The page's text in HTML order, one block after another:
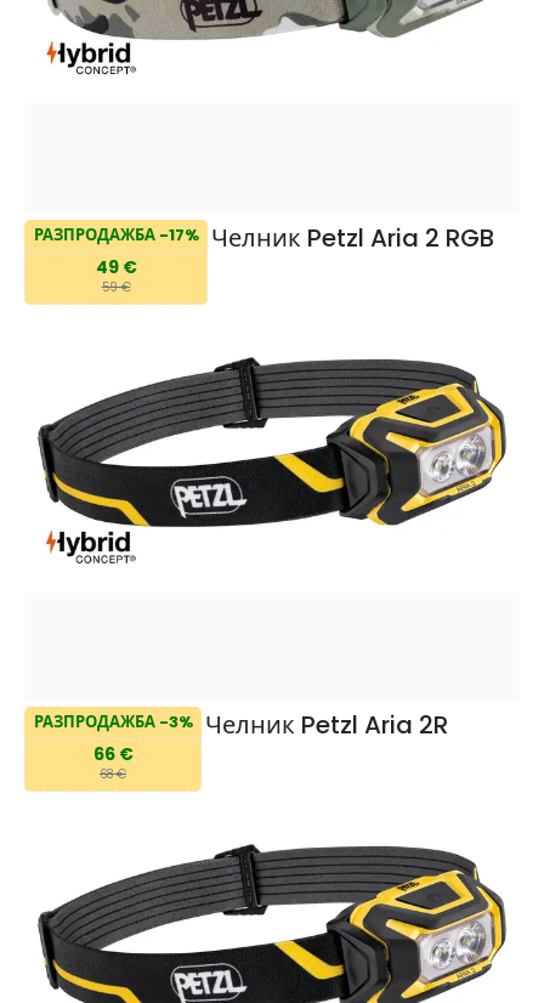
РАЗПРОДАЖБА -17%
49 €
59 €
Челник Petzl Aria 2 RGB
РАЗПРОДАЖБА -3%
66 €
68 €
Челник Petzl Aria 2R